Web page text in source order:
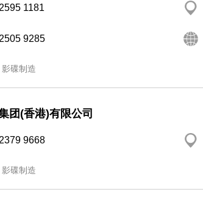
2595 1181
2505 9285
碟制造
团(香港)有限公司
2379 9668
碟制造